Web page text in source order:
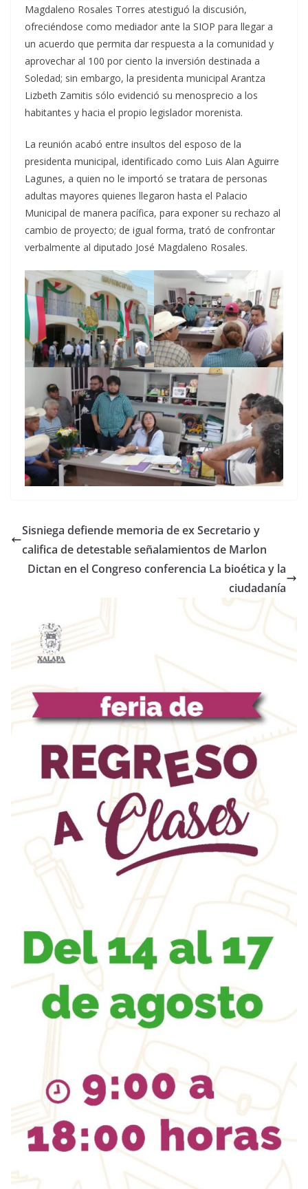
Magdaleno Rosales Torres atestiguó la discusión,
ofreciéndose como mediador ante la SIOP para llegar a
un acuerdo que permita dar respuesta a la comunidad y
aprovechar al 100 por ciento la inversión destinada a
Soledad; sin embargo, la presidenta municipal Arantza
Lizbeth Zamitis sólo evidenció su menosprecio a los
habitantes y hacia el propio legislador morenista.
La reunión acabó entre insultos del esposo de la
presidenta municipal, identificado como Luis Alan Aguirre
Lagunes, a quien no le importó se tratara de personas
adultas mayores quienes llegaron hasta el Palacio
Municipal de manera pacífica, para exponer su rechazo al
cambio de proyecto; de igual forma, trató de confrontar
verbalmente al diputado José Magdaleno Rosales.
Sisniega defiende memoria de ex Secretario y
califica de detestable señalamientos de Marlon
Dictan en el Congreso conferencia La bioética y la
ciudadanía